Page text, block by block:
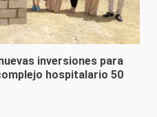
inversiones para
hospitalario 50